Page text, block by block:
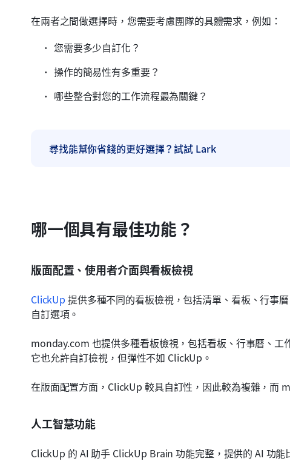
在兩者之間做選擇時，您需要考慮團隊的具體需求，例如：
您需要多少自訂化？
操作的簡易性有多重要？
哪些整合對您的工作流程最為關鍵？
尋找能幫你省錢的更好選擇？試試 Lark
哪一個具有最佳功能？
版面配置、使用者介面與看板檢視
ClickUp 提供多種不同的看板檢視，包括清單、看板、行事
自訂選項。
monday.com 也提供多種看板檢視，包括看板、行事曆、工
它也允許自訂檢視，但彈性不如 ClickUp。
在版面配置方面，ClickUp 較具自訂性，因此較為複雜，而
人工智慧功能
ClickUp 的 AI 助手 ClickUp Brain 功能完整，提供的 AI 功